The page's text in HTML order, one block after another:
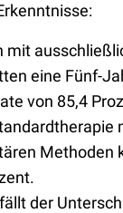
mit
eine Fünf-
von 85,4
Methoden
der